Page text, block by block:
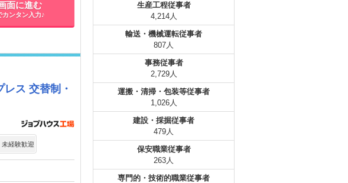
面に進む
カンタン入力♪
ス 交替制・
未経験歓迎
生産工程従事者
4,214人
輸送・機械運転従事者
807人
事務従事者
2,729人
運搬・清掃・包装等従事者
1,026人
建設・採掘従事者
479人
保安職業従事者
263人
専門的・技術的職業従事者